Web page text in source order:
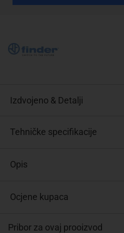
Izdvojeno & Detalji
Širina
mm.
Tehničke specifikacije
Opis
Ocjene kupaca
Pribor za ovaj prooizvod